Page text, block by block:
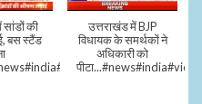
की
बस स्टैंड
उत्तराखंड में BJP
विधायक के समर्थकों ने
अधिकारी को